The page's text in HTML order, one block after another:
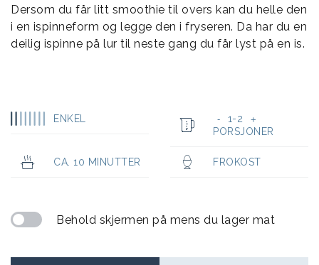
Dersom du får litt smoothie til overs kan du helle den
i en ispinneform og legge den i fryseren. Da har du en
deilig ispinne på lur til neste gang du får lyst på en is.
ENKEL - 1-2 +
PORSJONER
CA. 10 MINUTTER FROKOST
Behold skjermen på mens du lager mat